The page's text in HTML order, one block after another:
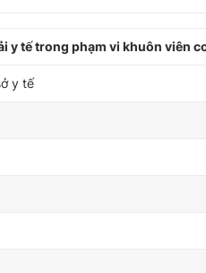
y tế trong phạm vi khuôn viên
y tế